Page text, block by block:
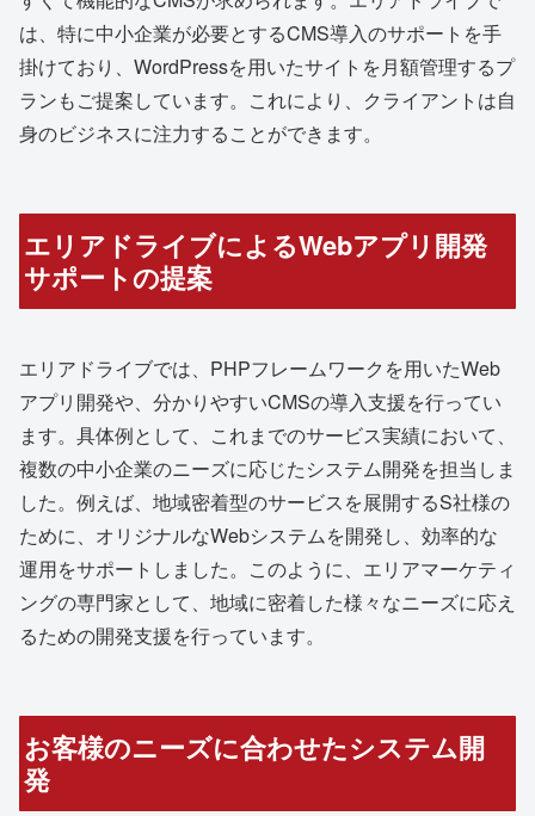
は、特に中小企業が必要とするCMS導入のサポートを手
掛けており、WordPressを用いたサイトを月額管理するプ
ランもご提案しています。これにより、クライアントは自
身のビジネスに注力することができます。
エリアドライブによるWebアプリ開発
サポートの提案
エリアドライブでは、PHPフレームワークを用いたWeb
アプリ開発や、分かりやすいCMSの導入支援を行ってい
ます。具体例として、これまでのサービス実績において、
複数の中小企業のニーズに応じたシステム開発を担当しま
した。例えば、地域密着型のサービスを展開するS社様の
ために、オリジナルなWebシステムを開発し、効率的な
運用をサポートしました。このように、エリアマーケティ
ングの専門家として、地域に密着した様々なニーズに応え
るための開発支援を行っています。
お客様のニーズに合わせたシステム開
発